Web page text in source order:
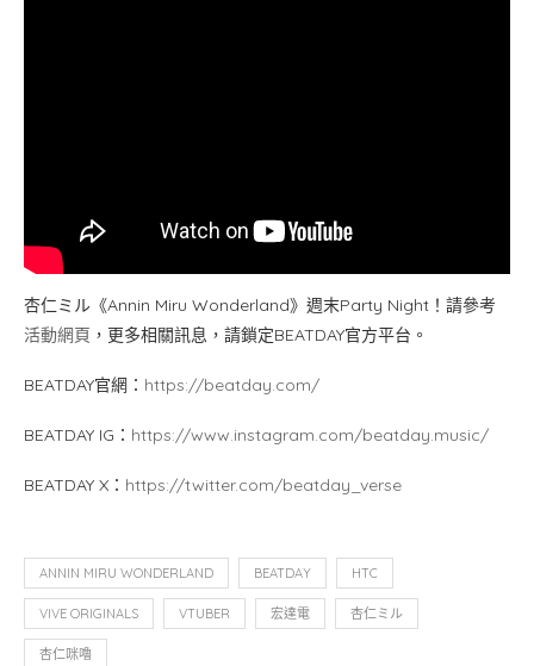
杏仁ミル《Annin Miru Wonderland》週末Party Night！請參考
活動網頁 ，更多相關訊息，請鎖定BEATDAY官方平台。
BEATDAY官網： https://beatday.com/
BEATDAY IG： https://www.instagram.com/beatday.music/
BEATDAY X： https://twitter.com/beatday_verse
ANNIN MIRU WONDERLAND BEATDAY HTC
VIVE ORIGINALS VTUBER 宏達電 杏仁ミル
杏仁咪嚕